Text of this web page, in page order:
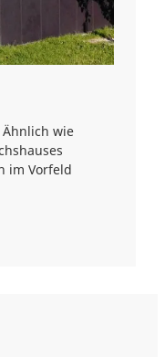
Ähnlich wie
im Vorfeld